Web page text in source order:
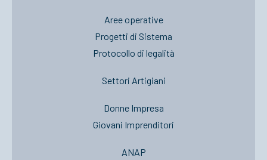
Aree operative
Progetti di Sistema
Protocollo di legalità
Settori Artigiani
Donne Impresa
Giovani Imprenditori
ANAP